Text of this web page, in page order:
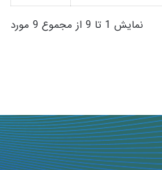
نمایش 1 تا 9 از مجموع 9 مورد